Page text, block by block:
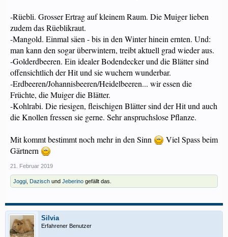
-Rüebli. Grosser Ertrag auf kleinem Raum. Die Muiger lieben
zudem das Rüeblikraut.
-Mangold. Einmal säen - bis in den Winter hinein ernten. Und:
man kann den sogar überwintern, treibt aktuell grad wieder aus.
-Golderdbeeren. Ein idealer Bodendecker und die Blätter sind
offensichtlich der Hit und sie wuchern wunderbar.
-Erdbeeren/Johannisbeeren/Heidelbeeren... wir essen die
Früchte, die Muiger die Blätter.
-Kohlrabi. Die riesigen, fleischigen Blätter sind der Hit und auch
die Knollen fressen sie gerne. Sehr anspruchslose Pflanze.
Mit kommt bestimmt noch mehr in den Sinn
Viel Spass beim
Gärtnern
21. Februar 2019
Joggi Dazisch und Jeberino gefällt das.
Silvia
Erfahrener Benutzer